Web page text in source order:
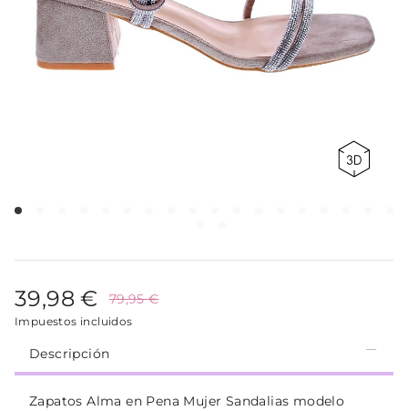
39,98 € 79,95 €
Impuestos incluidos
Descripción
Zapatos Alma en Pena Mujer Sandalias modelo